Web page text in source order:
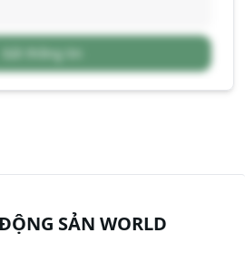
Gửi thông tin
SẢN WORLD